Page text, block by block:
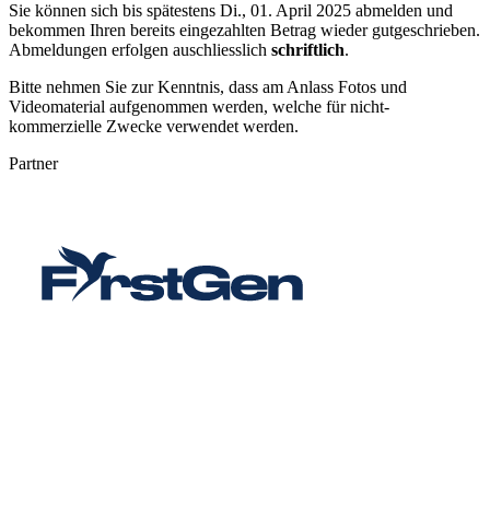
Sie können sich bis spätestens Di., 01. April 2025 abmelden und
bekommen Ihren bereits eingezahlten Betrag wieder gutgeschrieben.
Abmeldungen erfolgen auschliesslich schriftlich.
Bitte nehmen Sie zur Kenntnis, dass am Anlass Fotos und
Videomaterial aufgenommen werden, welche für nicht-
kommerzielle Zwecke verwendet werden.
Partner